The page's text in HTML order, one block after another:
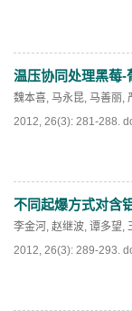
PDF(450)
温压协同处理黑莓-
魏本喜, 马永昆, 马善丽,
2012, 26(3): 281-288.
PDF( 486)
不同起爆方式对含
李金河 , 赵继波, 谭多望,
2012, 26(3): 289-293.